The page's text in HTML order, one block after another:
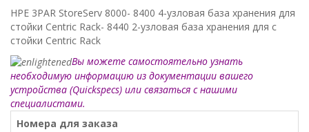
HPE 3PAR StoreServ 8000- 8400 4-узловая база хранения для
стойки Centric Rack- 8440 2-узловая база хранения для с
стойки Centric Rack
Вы можете самостоятельно узнать
необходимую информацию из документации вашего
устройства (Quickspecs) или связаться с нашими
специалистами.
Номера для заказа